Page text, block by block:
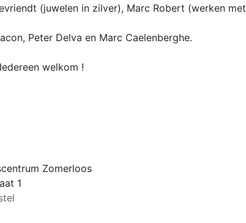
(juwelen in zilver), Marc Robert (werken met
Peter Delva en Marc Caelenberghe.
welkom !
Zomerloos
1